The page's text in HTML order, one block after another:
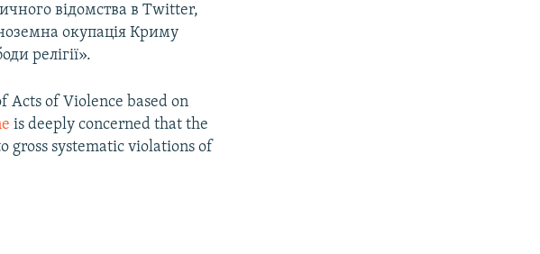
відомства в Twitter,
окупація Криму
релігії».
of Violence based on
is deeply concerned that the
gross systematic violations of